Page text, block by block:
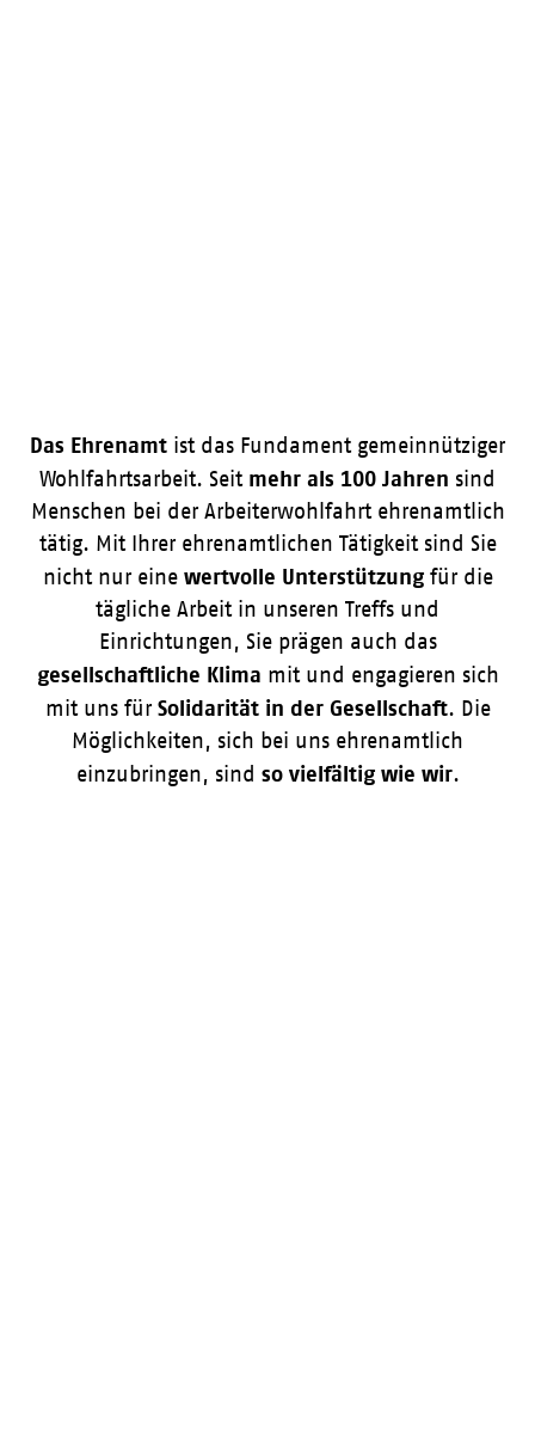
Das Ehrenamt ist das Fundament gemeinnütziger
Wohlfahrtsarbeit. Seit mehr als 100 Jahren sind
Menschen bei der Arbeiterwohlfahrt ehrenamtlich
tätig. Mit Ihrer ehrenamtlichen Tätigkeit sind Sie
nicht nur eine wertvolle Unterstützungfür die
tägliche Arbeit in unseren Treffs und
Einrichtungen, Sie prägen auch das
gesellschaftliche Klima mit und engagieren sich
mit uns für Solidarität in der Gesellschaft. Die
Möglichkeiten, sich bei uns ehrenamtlich
einzubringen, sind so vielfältig wie wir.